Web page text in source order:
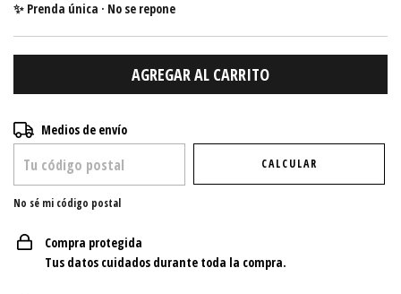
✨ Prenda única · No se repone
Entregas para el CP:
Medios de envío
CALCULAR
No sé mi código postal
Compra protegida
Tus datos cuidados durante toda la compra.